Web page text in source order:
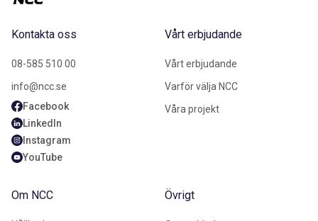
Kontakta oss
08-585 510 00
info@ncc.se
Facebook
LinkedIn
Instagram
YouTube
Vårt erbjudande
Vårt erbjudande
Varför välja NCC
Våra projekt
Om NCC Övrigt